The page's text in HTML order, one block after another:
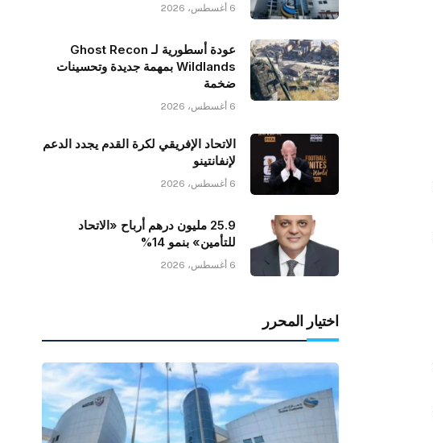
6 أغسطس، 2026
عودة أسطورية لـ Ghost Recon
Wildlands بمهمة جديدة وتحسينات
ضخمة
6 أغسطس، 2026
الاتحاد الإفريقي لكرة القدم يجدد الدعم
لإنفانتينو
6 أغسطس، 2026
25.9 مليون درهم أرباح «الاتحاد
للتأمين» بنمو 14%
6 أغسطس، 2026
اختيار المحرر